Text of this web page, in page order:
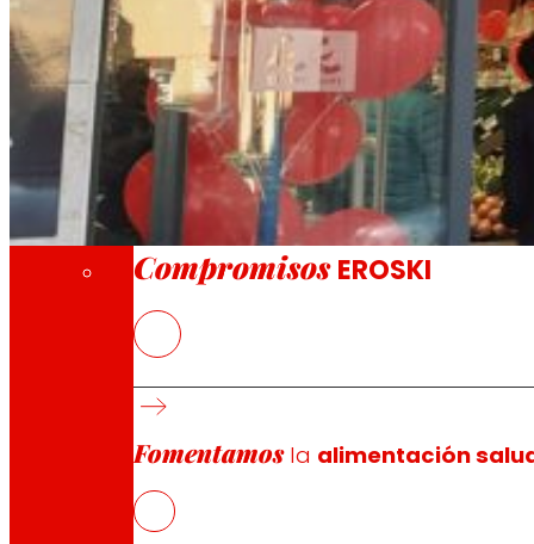
A través de nuestra Fundación impulsamos
Compromisos
Compromisos EROSKI
Fomentamosla alimentación
La nueva tienda franquiciada ofrece a los
EROSKI ha alcanzado el hito de 600